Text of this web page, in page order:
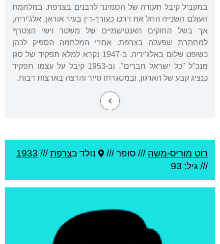
במקביל קיבל תעודה של הסמינר לרבנים בצרפת. במלחמת
העולם השנייה החל את דרכו כעורך-דין בעיר אוראן, אלג'יריה,
אך בשל החוקים האנטישמיים של משטר וישי הצטרף
למחתרת שפעלה בצרפת. אחרי המלחמה הספיק לכהן
כשופט שלום באלג'יריה. ב-1947 נקרא למלא תפקיד של סגן
מנכ"ל "כל ישראל חברים", וב-1953 קיבל על עצמו תפקיד
כנציג קבע של הארגון, ובמסגרתו סייר והרצה בארצות רבות.
רוט מוריס-משה /// סופר /// נולד בצרפת///
1933
/// גיל: 93